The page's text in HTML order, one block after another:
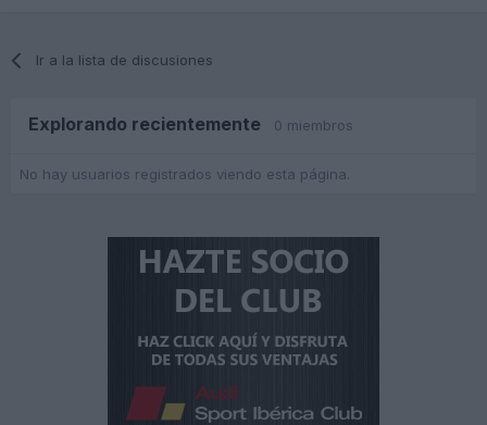
Ir a la lista de discusiones
Explorando recientemente 0 miembros
No hay usuarios registrados viendo esta página.